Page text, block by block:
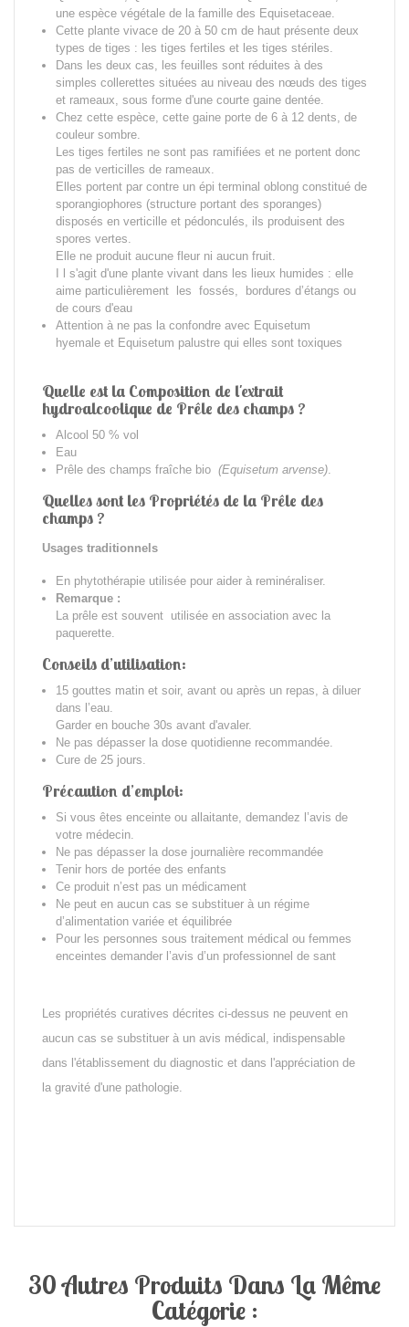
une espèce végétale de la famille des Equisetaceae.
Cette plante vivace de 20 à 50 cm de haut présente deux
types de tiges : les tiges fertiles et les tiges stériles.
Dans les deux cas, les feuilles sont réduites à des
simples collerettes situées au niveau des nœuds des tiges
et rameaux, sous forme d'une courte gaine dentée.
Chez cette espèce, cette gaine porte de 6 à 12 dents, de
couleur sombre.
Les tiges fertiles ne sont pas ramifiées et ne portent donc
pas de verticilles de rameaux.
Elles portent par contre un épi terminal oblong constitué de
sporangiophores (structure portant des sporanges)
disposés en verticille et pédonculés, ils produisent des
spores vertes.
Elle ne produit aucune fleur ni aucun fruit.
I l s'agit d'une plante vivant dans les lieux humides : elle
aime particulièrement
les fossés, bordures d’étangs ou
de cours d'eau
Attention à ne pas la confondre avec Equisetum
hyemale et Equisetum palustre qui elles sont toxiques
Quelle est la Composition de l'extrait
hydroalcoolique de Prêle des champs ?
Alcool 50 % vol
Eau
Prêle des champs fraîche bio (Equisetum arvense).
Quelles sont les Propriétés de la Prêle des
champs ?
Usages traditionnels
En phytothérapie utilisée pour aider à reminéraliser.
Remarque :
La prêle est souvent utilisée en association avec la
paquerette.
Conseils d’utilisation:
15 gouttes matin et soir, avant ou après un repas, à diluer
dans l’eau.
Garder en bouche 30s avant d'avaler.
Ne pas dépasser la dose quotidienne recommandée.
Cure de 25 jours.
Précaution d’emploi:
Si vous êtes enceinte ou allaitante, demandez l’avis de
votre médecin.
Ne pas dépasser la dose journalière recommandée
Tenir hors de portée des enfants
Ce produit n’est pas un médicament
Ne peut en aucun cas se substituer à un régime
d’alimentation variée et équilibrée
Pour les personnes sous traitement médical ou femmes
enceintes demander l’avis d’un professionnel de sant
Les propriétés curatives décrites ci-dessus ne peuvent en
aucun cas se substituer à un avis médical, indispensable
dans l'établissement du diagnostic et dans l'appréciation de
la gravité d'une pathologie.
30 Autres Produits Dans La Même
Catégorie :